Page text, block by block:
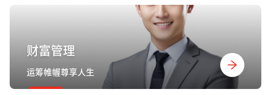
财富管理
运筹帷幄尊享人生